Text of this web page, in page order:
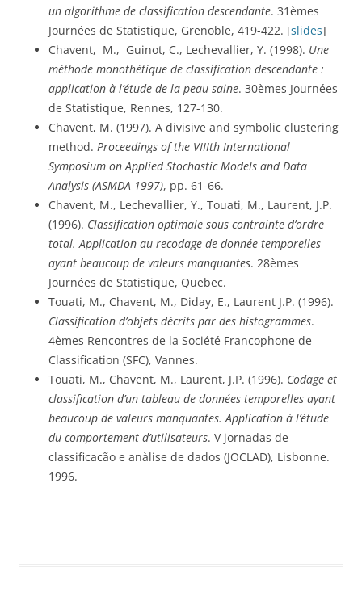
un algorithme de classification descendante. 31èmes
Journées de Statistique, Grenoble, 419-422. [slides]
Chavent,  M.,  Guinot, C., Lechevallier, Y. (1998). Une
méthode monothétique de classification descendante :
application à l’étude de la peau saine. 30èmes Journées
de Statistique, Rennes, 127-130.
Chavent, M. (1997). A divisive and symbolic clustering
method. Proceedings of the VIIIth International
Symposium on Applied Stochastic Models and Data
Analysis (ASMDA 1997), pp. 61-66.
Chavent, M., Lechevallier, Y., Touati, M., Laurent, J.P.
(1996). Classification optimale sous contrainte d’ordre
total. Application au recodage de donnée temporelles
ayant beaucoup de valeurs manquantes. 28èmes
Journées de Statistique, Quebec.
Classification d’objets décrits par des histogrammes.
4èmes Rencontres de la Société Francophone de
Classification (SFC), Vannes.
Touati, M., Chavent, M., Laurent, J.P. (1996). Codage et
classification d’un tableau de données temporelles ayant
beaucoup de valeurs manquantes. Application à l’étude
du comportement d’utilisateurs. V jornadas de
classificacão e anàlise de dados (JOCLAD), Lisbonne.
1996.